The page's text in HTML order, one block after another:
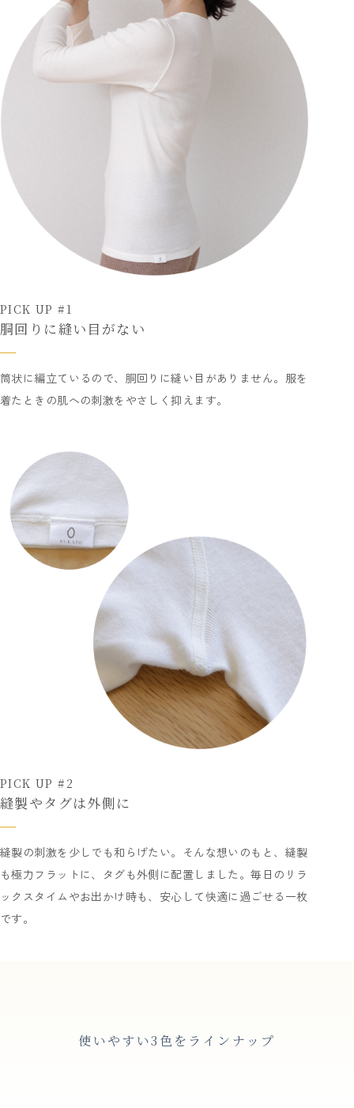
PICK UP #1
胴回りに縫い目がない
筒状に編立ているので、胴回りに縫い目がありません。服を
着たときの肌への刺激をやさしく抑えます。
PICK UP #2
縫製やタグは外側に
縫製の刺激を少しでも和らげたい。そんな想いのもと、縫製
も極力フラットに、タグも外側に配置しました。毎日のリラ
ックスタイムやお出かけ時も、安心して快適に過ごせる一枚
です。
使いやすい3色をラインナップ